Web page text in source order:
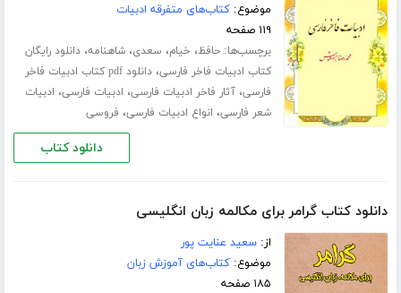
موضوع:کتاب‌های متفرقه ادبیات
۱۱۹ صفحه
برچسب‌ها:حافظ، خیام، سعدی،شاهنامه،دانلود رایگان
کتاب ادبیات فاخر فارسی،
دانلود pdf کتاب ادبیات فاخر
فارسی،آثار فاخر ادبیات فارسی، ادبیات فارسی، ادبیات
شعر فارسی، انواع ادبیات فارسی، فروسی
دانلود کتاب
دانلود کتاب گرامر برای مکالمه زبان انگلیسی
از:سعید عنایت پور
موضوع:کتاب‌های آموزش زبان
۱۸۵ صفحه